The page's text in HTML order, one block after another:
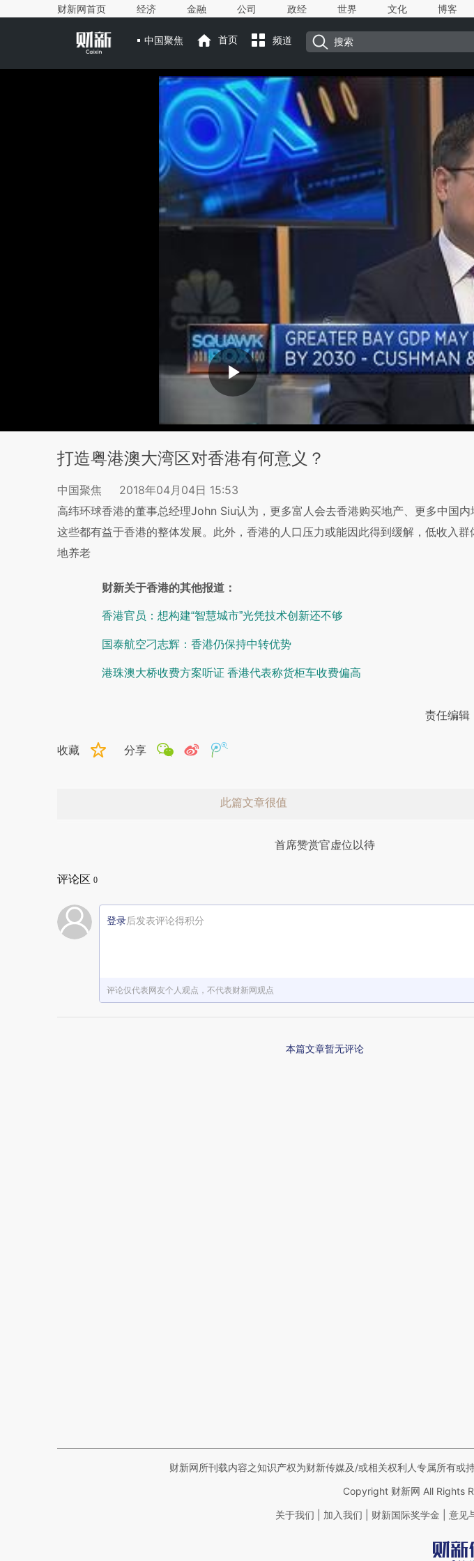
财新网首页 经济 金融 公司 政经 世界 文化 博客
中国聚焦 首页 频道
打造粤港澳大湾区对香港有何意义？
中国聚焦
2018年04月04日 15:53
高纬环球香港的董事总经理John Siu认为，更多富人会去香港购买地产、更多中国内
这些都有益于香港的整体发展。此外，香港的人口压力或能因此得到缓解，低收入
地养老
财新关于香港的其他报道：
香港官员：想构建“智慧城市”光凭技术创新还不够
国泰航空刁志辉：香港仍保持中转优势
港珠澳大桥收费方案听证 香港代表称货柜车收费偏高
责任编辑
收藏 分享
此篇文章很值
首席赞赏官虚位以待
评论区 0
登录后发表评论得积分
评论仅代表网友个人观点，不代表财新网观点
本篇文章暂无评论
财新网所刊载内容之知识产权为财新传媒及/或相关权利人专属所有或
Copyright 财新网 All Rights
关于我们 加入我们 财新国际奖学金 意见